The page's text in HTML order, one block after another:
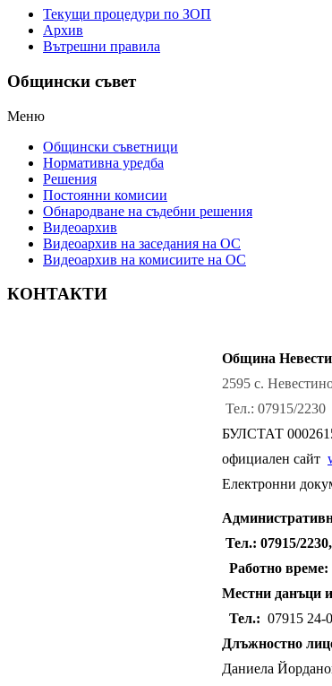
Текущи процедури по ЗОП
Архив
Вътрешни правила
Общински съвет
Меню
Общински съветници
Нормативна уредба
Решения
Постоянни комисии
Обнародване на съдебни решения
Видеоархив
Видеоархив на заседания на ОС
Видеоархив на комисиите на ОС
КОНТАКТИ
Община
2595 с.
Тел.: 07915/2230
БУЛСТАТ
официален сайт
Електронни
Тел.: 07915/
Работно време:
Местни данъци
Тел.: 07915 24-
Длъжностно
Даниела